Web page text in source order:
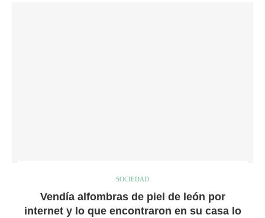
SOCIEDAD
Vendía alfombras de piel de león por
internet y lo que encontraron en su casa lo